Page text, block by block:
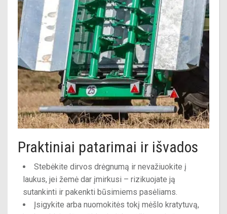
Praktiniai patarimai ir išvados
Stebėkite dirvos drėgnumą ir nevažiuokite į
laukus, jei žemė dar įmirkusi – rizikuojate ją
sutankinti ir pakenkti būsimiems pasėliams.
Įsigykite arba nuomokitės tokį mėšlo kratytuvą,